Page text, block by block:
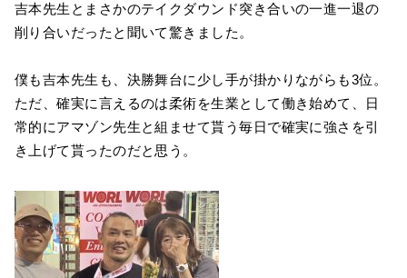
吉本先生とまさかのテイクダウンド突き合いの一進一退の
削り合いだったと聞いて驚きました。
僕も吉本先生も、決勝舞台に少し手が掛かりながらも3位。
ただ、確実に言えるのは柔術を生業として働き始めて、日
常的にアマゾン先生と組ませて貰う毎日で確実に強さを引
き上げて貰ったのだと思う。